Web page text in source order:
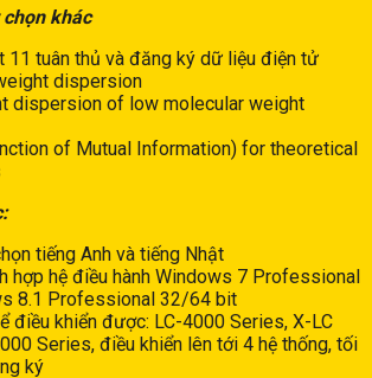
khác
11 tuân thủ và đăng ký dữ liệu điện tử
dispersion
dispersion of low molecular weight
of Mutual Information) for theoretical
tiếng Anh và tiếng Nhật
hợp hệ điều hành Windows 7 Professional
8.1 Professional 32/64 bit
điều khiển được: LC-4000 Series, X-LC
Series, điều khiển lên tới 4 hệ thống, tối
ký